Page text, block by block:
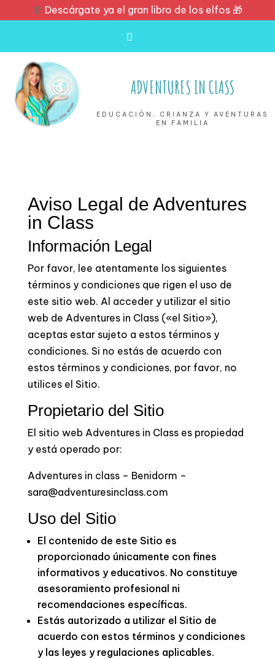
🎁 Descárgate ya el gran libro de los elfos 🎁
ADVENTURES IN CLASS
EDUCACIÓN, CRIANZA Y AVENTURAS
EN FAMILIA
Aviso Legal de Adventures
in Class
Información Legal
Por favor, lee atentamente los siguientes
términos y condiciones que rigen el uso de
este sitio web. Al acceder y utilizar el sitio
web de Adventures in Class («el Sitio»),
aceptas estar sujeto a estos términos y
condiciones. Si no estás de acuerdo con
estos términos y condiciones, por favor, no
utilices el Sitio.
Propietario del Sitio
El sitio web Adventures in Class es propiedad
y está operado por:
Adventures in class – Benidorm –
sara@adventuresinclass.com
Uso del Sitio
El contenido de este Sitio es
proporcionado únicamente con fines
informativos y educativos. No constituye
asesoramiento profesional ni
recomendaciones específicas.
Estás autorizado a utilizar el Sitio de
acuerdo con estos términos y condiciones
y las leyes y regulaciones aplicables.